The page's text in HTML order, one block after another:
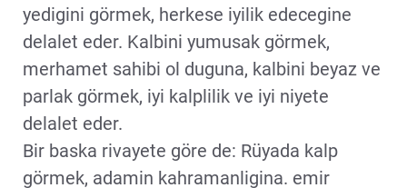
yedigini görmek, herkese iyilik edecegine
delalet eder. Kalbini yumusak görmek,
merhamet sahibi ol duguna, kalbini beyaz ve
parlak görmek, iyi kalplilik ve iyi niyete
delalet eder.
Bir baska rivayete göre de: Rüyada kalp
görmek, adamin kahramanligina. emir